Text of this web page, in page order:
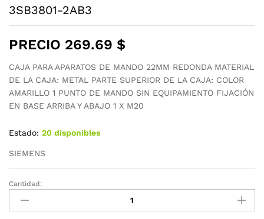
3SB3801-2AB3
PRECIO 269.69 $
CAJA PARA APARATOS DE MANDO 22MM REDONDA MATERIAL
DE LA CAJA: METAL PARTE SUPERIOR DE LA CAJA: COLOR
AMARILLO 1 PUNTO DE MANDO SIN EQUIPAMIENTO FIJACIÓN
EN BASE ARRIBA Y ABAJO 1 X M20
Estado: 20 disponibles
SIEMENS
3SB3801-
2AB3
cantidad
Cantidad: